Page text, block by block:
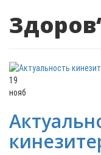
19
нояб